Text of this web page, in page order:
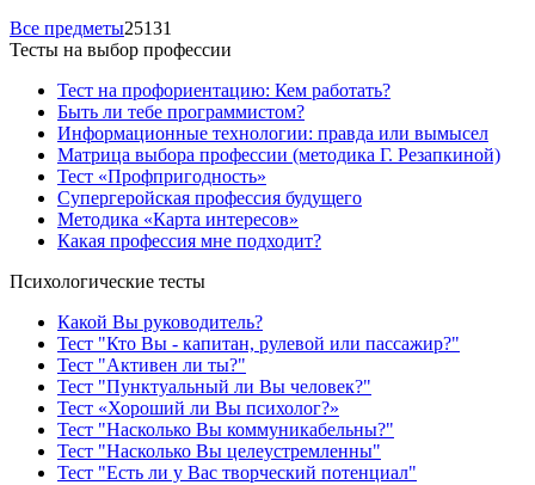
Все предметы25131
Тесты на выбор профессии
Тест на профориентацию: Кем работать?
Быть ли тебе программистом?
Информационные технологии: правда или вымысел
Матрица выбора профессии (методика Г. Резапкиной)
Тест «Профпригодность»
Супергеройская профессия будущего
Методика «Карта интересов»
Какая профессия мне подходит?
Психологические тесты
Какой Вы руководитель?
Тест "Кто Вы - капитан, рулевой или пассажир?"
Тест "Активен ли ты?"
Тест "Пунктуальный ли Вы человек?"
Тест «Хороший ли Вы психолог?»
Тест "Насколько Вы коммуникабельны?"
Тест "Насколько Вы целеустремленны"
Тест "Есть ли у Вас творческий потенциал"